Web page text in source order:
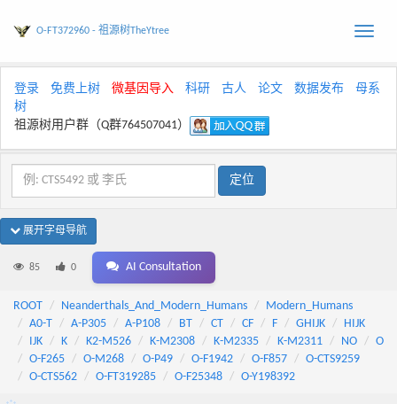
Toggle
O-FT372960 - 祖源树TheYtree
登录 免费上树 微基因导入 科研 古人 论文 数据发布
母系
树
祖源树用户群（Q群764507041）
展开字母导航
85 0 AI Consultation
ROOT Neanderthals_And_Modern_Humans
Modern_Humans
A0-T
A-P305 A-P108 BT CT CF F GHIJK
HIJK
IJK
K K2-M526 K-M2308 K-M2335 K-M2311 NO
O
O-F265
O-M268 O-P49 O-F1942 O-F857
O-CTS9259
O-CTS562
O-FT319285 O-F25348 O-Y198392